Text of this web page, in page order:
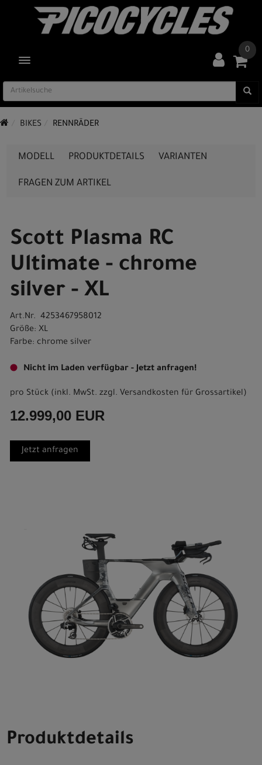
TOGGLE NAVIGATION
0
BIKES RENNRÄDER
MODELL PRODUKTDETAILS VARIANTEN
FRAGEN ZUM ARTIKEL
Scott Plasma RC
Ultimate - chrome
silver - XL
Art.Nr. 4253467958012
Größe: XL
Farbe: chrome silver
Nicht im Laden verfügbar - Jetzt anfragen!
pro Stück (inkl. MwSt. zzgl. Versandkosten für Grossartikel)
12.999,00 EUR
Jetzt anfragen
Produktdetails